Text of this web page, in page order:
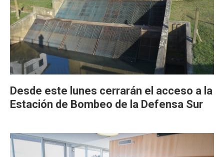
Desde este lunes cerrarán el acceso a la
Estación de Bombeo de la Defensa Sur